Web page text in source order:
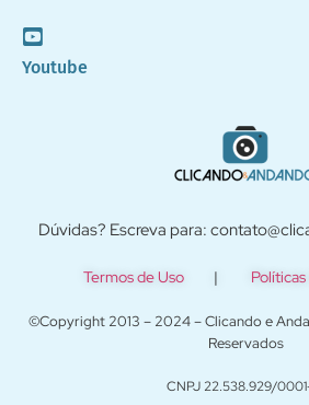
Youtube
Dúvidas? Escreva para:
Termos de Uso|
©Copyright 2013 – 2024 – Clicando e
Reservados
CNPJ 22.538.929/